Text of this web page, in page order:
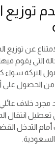
توزيع
عن توزيع
التي يقوم
التركة سواء
الحصول على
مجرد خلاف
انتقال
أمام التدخل
السعودية.